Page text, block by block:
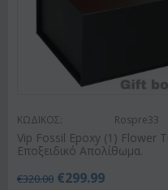
ΚΩΔΙΚΟΣ: Rospre33
Vip Fossil Epoxy (1) Flower
Εποξειδικό Απολίθωμα.
€320.00 €299.99